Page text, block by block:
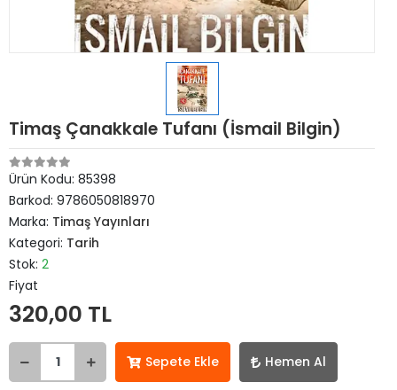
Timaş Çanakkale Tufanı (İsmail Bilgin)
Ürün Kodu: 85398
Barkod: 9786050818970
Marka: Timaş Yayınları
Kategori: Tarih
Stok: 2
Fiyat
320,00 TL
Sepete Ekle Hemen Al